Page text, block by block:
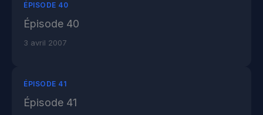
ÉPISODE 40
Épisode 40
3 avril 2007
ÉPISODE 41
Épisode 41